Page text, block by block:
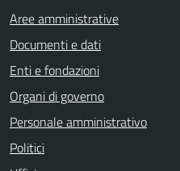
Aree amministrative
Documenti e dati
Enti e fondazioni
Organi di governo
Personale amministrativo
Politici